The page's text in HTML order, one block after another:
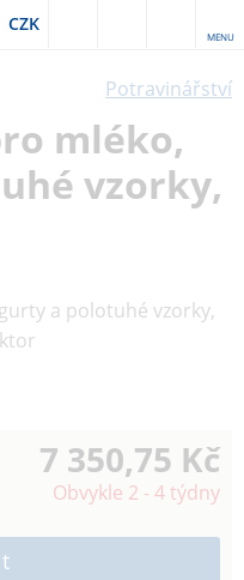
CZK
MENU
Potravinářství
mléko,
vzorky,
7 350,75 Kč
Obvykle 2 - 4 týdny